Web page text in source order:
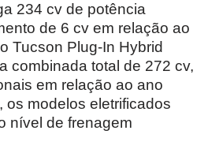
234 cv de potência
de 6 cv em relação ao
Tucson Plug-In Hybrid
combinada total de 272 cv,
em relação ao ano
os modelos eletrificados
nível de frenagem